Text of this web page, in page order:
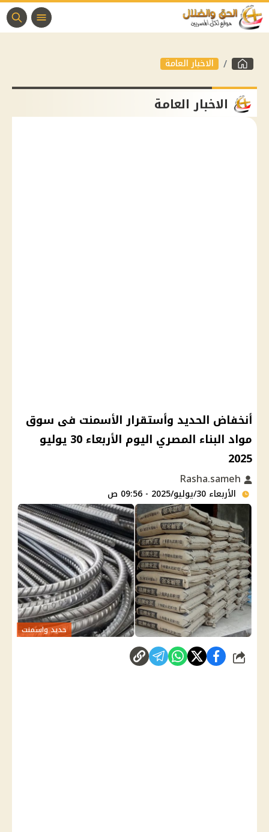
الاخبار العامة
الاخبار العامة
أنخفاض الحديد وأستقرار الأسمنت فى سوق
مواد البناء المصري اليوم الأربعاء 30 يوليو
2025
الأربعاء 30/يوليو/2025 - 09:56 ص
حديد واسمنت
شارك